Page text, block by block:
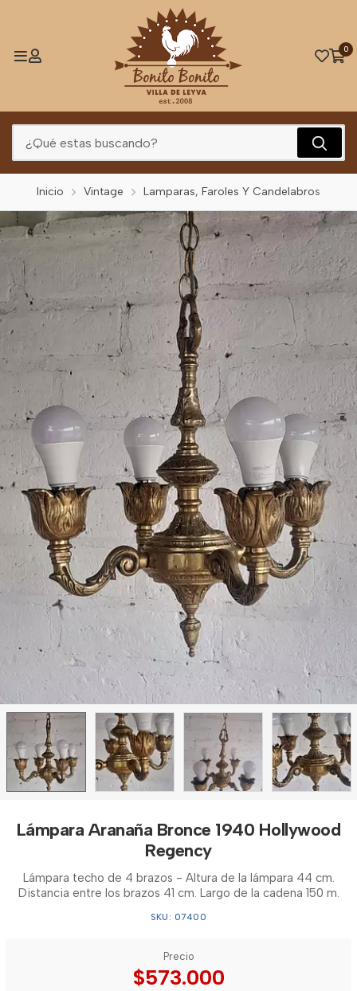
0
Inicio Vintage Lamparas, Faroles Y Candelabros
Lámpara Aranaña Bronce 1940 Hollywood
Regency
Lámpara techo de 4 brazos - Altura de la lámpara 44 cm.
Distancia entre los brazos 41 cm. Largo de la cadena 150 m.
SKU: 07400
Precio
$573.000